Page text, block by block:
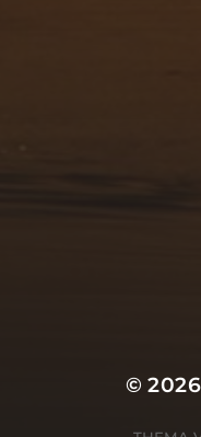
© 2026